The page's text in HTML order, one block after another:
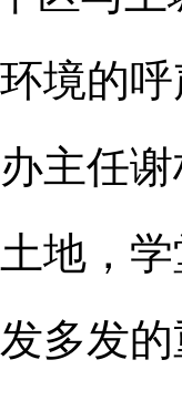
境的
主任
地，
多发